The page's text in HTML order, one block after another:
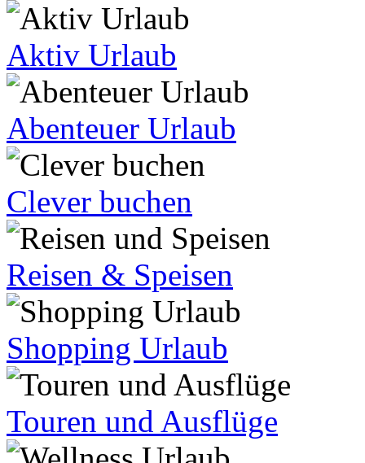
Aktiv Urlaub
Abenteuer Urlaub
Clever buchen
Reisen & Speisen
Shopping Urlaub
Touren und Ausflüge